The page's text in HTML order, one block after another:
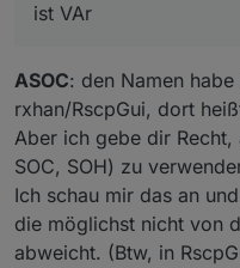
ist VAr
ASOC: den Namen
rxhan/RscpGui, dort
Aber ich gebe dir Recht,
SOC, SOH) zu
Ich schau mir das an
die möglichst nicht von
abweicht. (Btw, in